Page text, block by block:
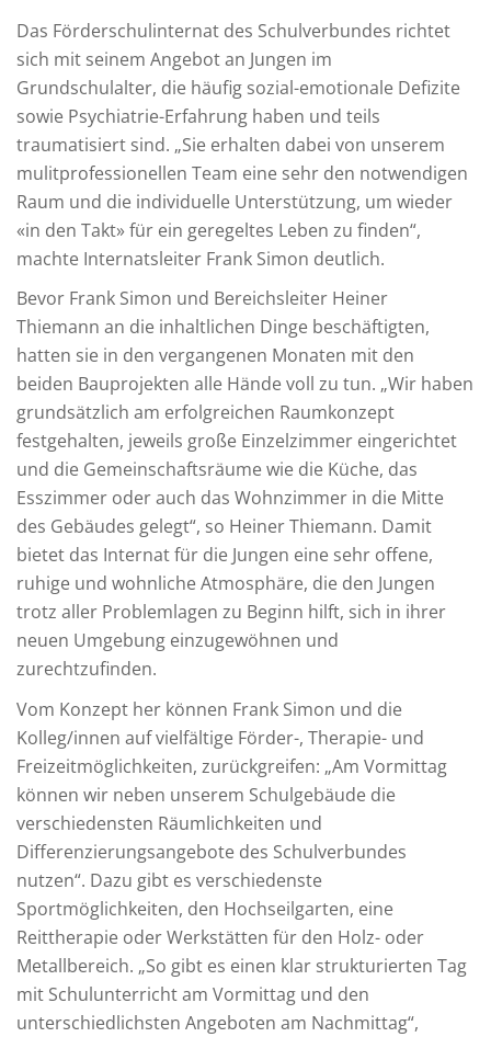
Das Förderschulinternat des Schulverbundes richtet
sich mit seinem Angebot an Jungen im
Grundschulalter, die häufig sozial-emotionale Defizite
sowie Psychiatrie-Erfahrung haben und teils
traumatisiert sind. „Sie erhalten dabei von unserem
mulitprofessionellen Team eine sehr den notwendigen
Raum und die individuelle Unterstützung, um wieder
«in den Takt» für ein geregeltes Leben zu finden“,
machte Internatsleiter Frank Simon deutlich.
Bevor Frank Simon und Bereichsleiter Heiner
Thiemann an die inhaltlichen Dinge beschäftigten,
hatten sie in den vergangenen Monaten mit den
beiden Bauprojekten alle Hände voll zu tun. „Wir haben
grundsätzlich am erfolgreichen Raumkonzept
festgehalten, jeweils große Einzelzimmer eingerichtet
und die Gemeinschaftsräume wie die Küche, das
Esszimmer oder auch das Wohnzimmer in die Mitte
des Gebäudes gelegt“, so Heiner Thiemann. Damit
bietet das Internat für die Jungen eine sehr offene,
ruhige und wohnliche Atmosphäre, die den Jungen
trotz aller Problemlagen zu Beginn hilft, sich in ihrer
neuen Umgebung einzugewöhnen und
zurechtzufinden.
Vom Konzept her können Frank Simon und die
Kolleg/innen auf vielfältige Förder-, Therapie- und
Freizeitmöglichkeiten, zurückgreifen: „Am Vormittag
können wir neben unserem Schulgebäude die
verschiedensten Räumlichkeiten und
Differenzierungsangebote des Schulverbundes
nutzen“. Dazu gibt es verschiedenste
Sportmöglichkeiten, den Hochseilgarten, eine
Reittherapie oder Werkstätten für den Holz- oder
Metallbereich. „So gibt es einen klar strukturierten Tag
mit Schulunterricht am Vormittag und den
unterschiedlichsten Angeboten am Nachmittag“,